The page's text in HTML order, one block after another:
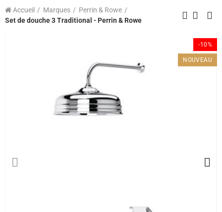
Accueil Marques
Perrin & Rowe
Set de douche 3 Traditional - Perrin & Rowe
-10%
NOUVEAU